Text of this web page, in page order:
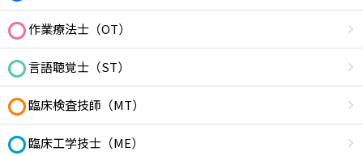
作業療法士（OT）
言語聴覚士（ST）
臨床検査技師（MT）
臨床工学技士（ME）